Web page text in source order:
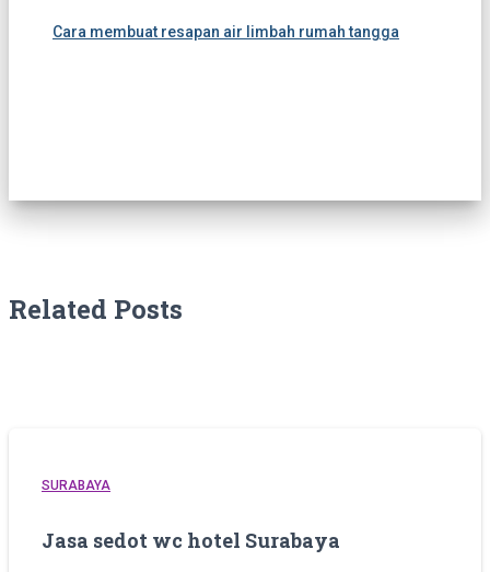
Cara membuat resapan air limbah rumah tangga
Related Posts
SURABAYA
Jasa sedot wc hotel Surabaya